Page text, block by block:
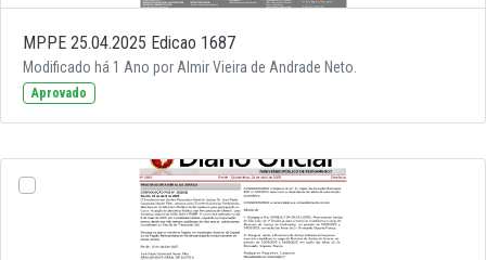
MPPE 25.04.2025 Edicao 1687
Modificado há 1 Ano por Almir Vieira de Andrade Neto.
Aprovado